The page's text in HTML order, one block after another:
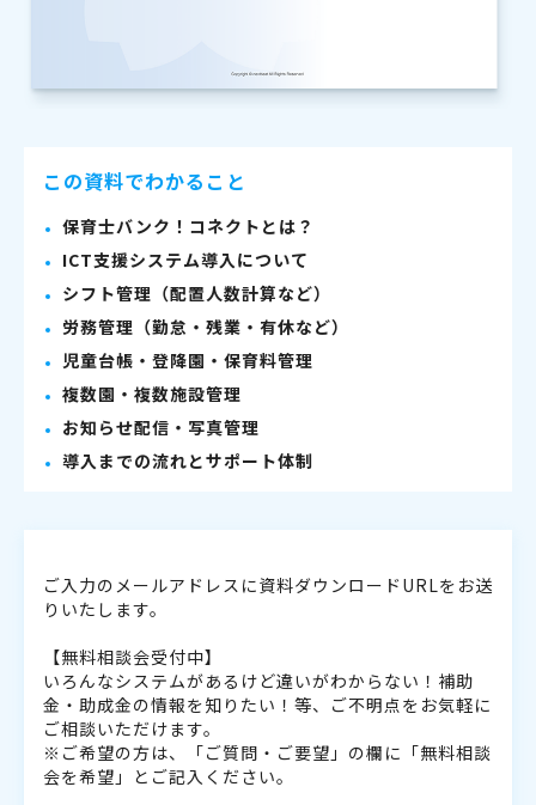
この資料でわかること
保育士バンク！コネクトとは？
ICT支援システム導入について
シフト管理（配置人数計算など）
労務管理（勤怠・残業・有休など）
児童台帳・登降園・保育料管理
複数園・複数施設管理
お知らせ配信・写真管理
導入までの流れとサポート体制
ご入力のメールアドレスに資料ダウンロードURLをお送
りいたします。
【無料相談会受付中】
いろんなシステムがあるけど違いがわからない！補助
金・助成金の情報を知りたい！等、ご不明点をお気軽に
ご相談いただけます。
※ご希望の方は、「ご質問・ご要望」の欄に「無料相談
会を希望」とご記入ください。